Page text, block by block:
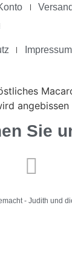
Impressum
Sie
- Judith und